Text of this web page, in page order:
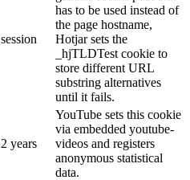
session
has to be used instead of
the page hostname,
Hotjar sets the
_hjTLDTest cookie to
store different URL
substring alternatives
until it fails.
2 years
YouTube sets this cookie
via embedded youtube-
videos and registers
anonymous statistical
data.